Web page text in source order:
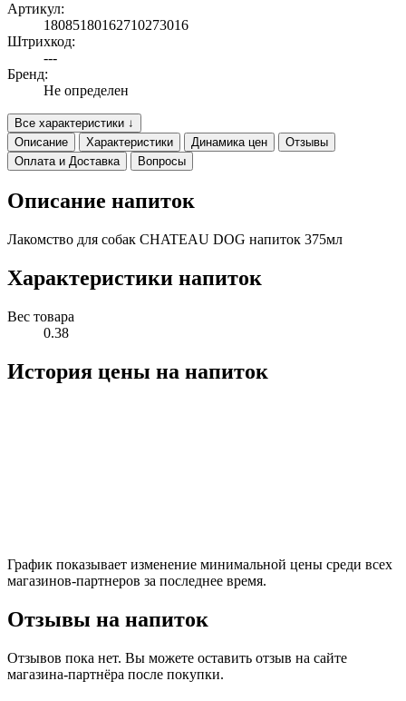
Артикул:
18085180162710273016
Штрихкод:
---
Бренд:
Не определен
Все характеристики ↓
Описание
Характеристики Динамика цен
Отзывы
Оплата и Доставка
Вопросы
Описание напиток
Лакомство для собак CHATEAU DOG напиток 375мл
Характеристики напиток
Вес товара
0.38
История цены на напиток
График показывает изменение минимальной цены среди всех
магазинов-партнеров за последнее время.
Отзывы на напиток
Отзывов пока нет. Вы можете оставить отзыв на сайте
магазина-партнёра после покупки.